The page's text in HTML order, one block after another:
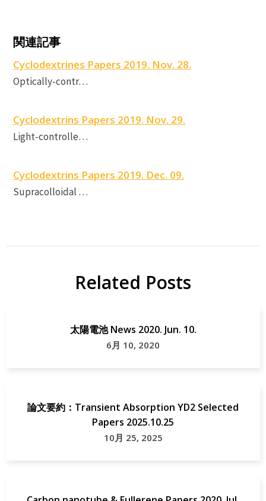
関連記事
Cyclodextrines Papers 2019. Nov. 28.
Optically-contr…
Cyclodextrins Papers 2019. Nov. 29.
Light-controlle…
Cyclodextrins Papers 2019. Dec. 09.
Supracolloidal …
Related Posts
太陽電池 News 2020. Jun. 10.
6月 10, 2020
論文要約：Transient Absorption YD2 Selected
Papers 2025.10.25
10月 25, 2025